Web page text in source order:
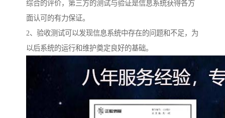
综合的评价，第三方的测试与验证是信息系统获得各方
面认可的有力保证。
2、验收测试可以发现信息系统中存在的问题和不足，为
以后系统的运行和维护奠定良好的基础。